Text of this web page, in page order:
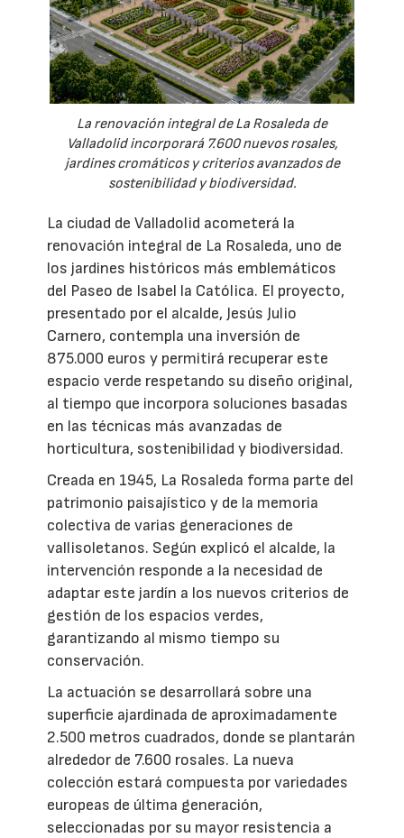
La renovación integral de La Rosaleda de
Valladolid incorporará 7.600 nuevos rosales,
jardines cromáticos y criterios avanzados de
sostenibilidad y biodiversidad.
La ciudad de Valladolid acometerá la
renovación integral de La Rosaleda, uno de
los jardines históricos más emblemáticos
del Paseo de Isabel la Católica. El proyecto,
presentado por el alcalde, Jesús Julio
Carnero, contempla una inversión de
875.000 euros y permitirá recuperar este
espacio verde respetando su diseño original,
al tiempo que incorpora soluciones basadas
en las técnicas más avanzadas de
horticultura, sostenibilidad y biodiversidad.
Creada en 1945, La Rosaleda forma parte del
patrimonio paisajístico y de la memoria
colectiva de varias generaciones de
vallisoletanos. Según explicó el alcalde, la
intervención responde a la necesidad de
adaptar este jardín a los nuevos criterios de
gestión de los espacios verdes,
garantizando al mismo tiempo su
conservación.
La actuación se desarrollará sobre una
superficie ajardinada de aproximadamente
2.500 metros cuadrados, donde se plantarán
alrededor de 7.600 rosales. La nueva
colección estará compuesta por variedades
europeas de última generación,
seleccionadas por su mayor resistencia a